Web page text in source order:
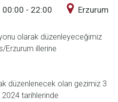
00:00 - 22:00 Erzurum
olarak düzenleyeceğimiz
Erzurum illerine
düzenlenecek olan gezimiz 3
tarihlerinde